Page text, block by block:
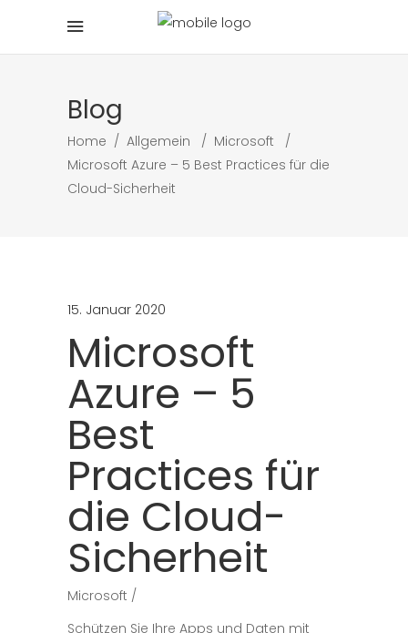
Blog
Home / Allgemein / Microsoft
/
Microsoft Azure – 5 Best Practices für die
Cloud-Sicherheit
15. Januar 2020
Microsoft
Azure – 5
Best
Practices für
die Cloud-
Sicherheit
Microsoft
Schützen Sie Ihre Apps und Daten mit